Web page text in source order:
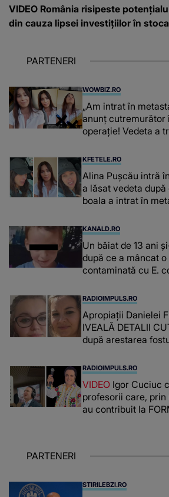
VIDEO România risipeste
din cauza lipsei investițiilor în
PARTENERI
WOWBIZ.RO
„Am intrat în
anunț cutremurător
operație! Vedeta a
KFETELE.RO
Alina Pușcău intră
a lăsat vedeta
boala a intrat în
KANALD.RO
Un băiat de 13 ani
după ce a mâncat
contaminată cu E.
RADIOIMPULS.RO
Apropiații Danielei
IVEALĂ DETALII
după arestarea
românca ucisă în
lada unui pat: " Îmi
reușit să fac mai
RADIOIMPULS.RO
VIDEO Igor Cuciuc
profesorii care,
au contribuit la
chiar și după
PARTENERI
STIRILEBZI.RO